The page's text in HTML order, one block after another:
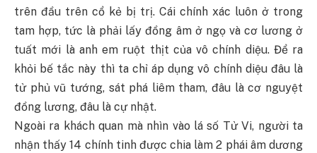
trên đầu trên cổ kẻ bị trị. Cái chính xác luôn ở trong
tam hợp, tức là phải lấy đồng âm ở ngọ và cơ lương ở
tuất mới là anh em ruột thịt của vô chính diệu. Để ra
khỏi bế tắc này thì ta chỉ áp dụng vô chính diệu đâu là
tử phủ vũ tướng, sát phá liêm tham, đâu là cơ nguyệt
đồng lương, đâu là cự nhật.
Ngoài ra khách quan mà nhìn vào lá số Tử Vi, người ta
nhận thấy 14 chính tinh được chia làm 2 phái âm dương